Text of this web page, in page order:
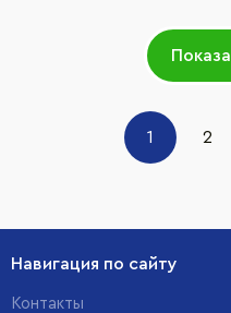
1 2
Навигация по сайту
Контакты